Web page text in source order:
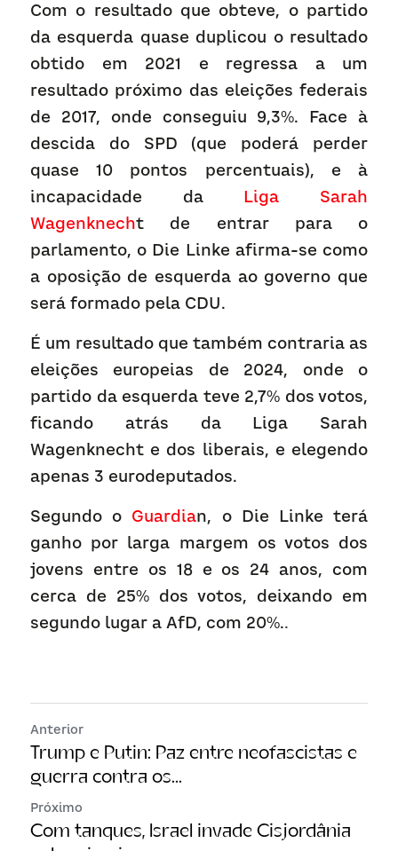
Com o resultado que obteve, o partido
da esquerda quase duplicou o resultado
obtido em 2021 e regressa a um
resultado próximo das eleições federais
de 2017, onde conseguiu 9,3%. Face à
descida do SPD (que poderá perder
quase 10 pontos percentuais), e à
incapacidade da Liga Sarah
Wagenknecht de entrar para o
parlamento, o Die Linke afirma-se como
a oposição de esquerda ao governo que
será formado pela CDU.
É um resultado que também contraria as
eleições europeias de 2024, onde o
partido da esquerda teve 2,7% dos votos,
ficando atrás da Liga Sarah
Wagenknecht e dos liberais, e elegendo
apenas 3 eurodeputados.
Segundo o Guardian, o Die Linke terá
ganho por larga margem os votos dos
jovens entre os 18 e os 24 anos, com
cerca de 25% dos votos, deixando em
segundo lugar a AfD, com 20%..
Anterior
Trump e Putin: Paz entre neofascistas e
guerra contra os...
Próximo
Com tanques, Israel invade Cisjordânia